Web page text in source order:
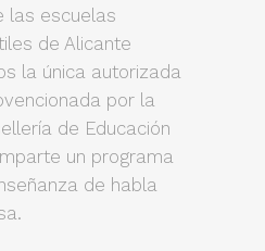
las escuelas
de Alicante
la única autorizada
por la
de Educación
un programa
de habla